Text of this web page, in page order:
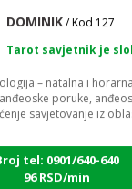
DOMINIK / Kod 127
Tarot savjetnik je
– natalna i horarna,
poruke,
savjetovanje iz
tel: 0901/640-640
96 RSD/min